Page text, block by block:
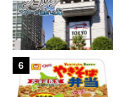
6